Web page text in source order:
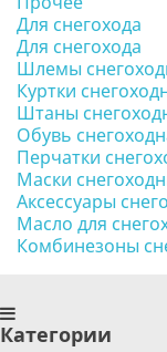
Для снегохода
Для снегохода
Шлемы
Куртки
Штаны
Обувь
Перчатки
Маски
Аксессуары
Масло для
Комбинезоны
Категории